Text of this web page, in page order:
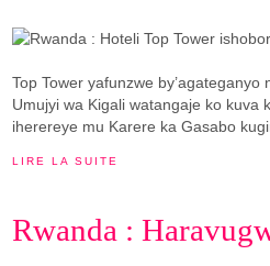
Top Tower yafunzwe
Umujyi wa Kigali watangaje ko kuva
iherereye mu Karere ka Gasabo
LIRE LA SUITE
Rwanda :